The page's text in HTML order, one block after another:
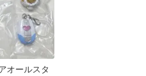
オールスタ